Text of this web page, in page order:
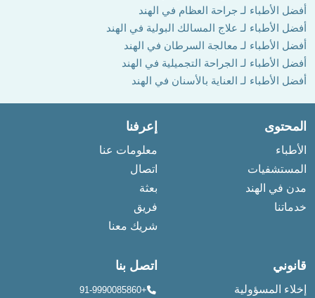
أفضل الأطباء لـ جراحة العظام في الهند
أفضل الأطباء لـ علاج المسالك البولية في الهند
أفضل الأطباء لـ معالجة السرطان في الهند
أفضل الأطباء لـ الجراحة التجميلية في الهند
أفضل الأطباء لـ العناية بالأسنان في الهند
المحتوى
الأطباء
المستشفيات
مدن في الهند
خدماتنا
إعرفنا
معلومات عنا
اتصال
بعثة
فريق
شريك معنا
قانوني
إخلاء المسؤولية
اتصل بنا
+91-9990085860